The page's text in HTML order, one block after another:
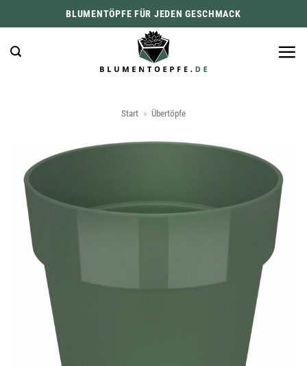
Inhalt
springen
BLUMENTÖPFE FÜR JEDEN GESCHMACK
Start » Übertöpfe